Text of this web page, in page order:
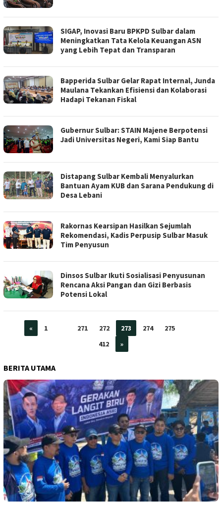
SIGAP, Inovasi Baru BPKPD Sulbar dalam
Meningkatkan Tata Kelola Keuangan ASN
yang Lebih Tepat dan Transparan
Bapperida Sulbar Gelar Rapat Internal, Junda
Maulana Tekankan Efisiensi dan Kolaborasi
Hadapi Tekanan Fiskal
Gubernur Sulbar: STAIN Majene Berpotensi
Jadi Universitas Negeri, Kami Siap Bantu
Distapang Sulbar Kembali Menyalurkan
Bantuan Ayam KUB dan Sarana Pendukung di
Desa Lebani
Rakornas Kearsipan Hasilkan Sejumlah
Rekomendasi, Kadis Perpusip Sulbar Masuk
Tim Penyusun
Dinsos Sulbar Ikuti Sosialisasi Penyusunan
Rencana Aksi Pangan dan Gizi Berbasis
Potensi Lokal
« 1 271 272 273 274 275
412
»
BERITA UTAMA